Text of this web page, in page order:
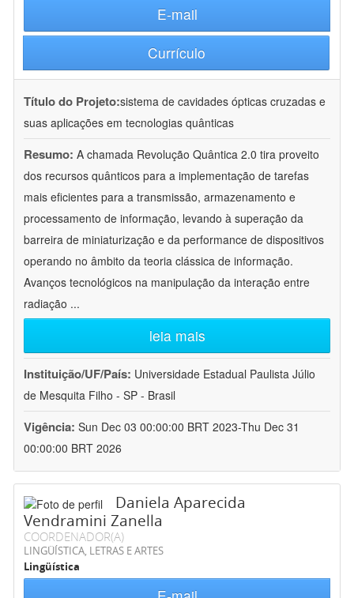
E-mail
Currículo
Título do Projeto:sistema de cavidades ópticas cruzadas e
suas aplicações em tecnologias quânticas
Resumo: A chamada Revolução Quântica 2.0 tira proveito
dos recursos quânticos para a implementação de tarefas
mais eficientes para a transmissão, armazenamento e
processamento de informação, levando à superação da
barreira de miniaturização e da performance de dispositivos
operando no âmbito da teoria clássica de informação.
Avanços tecnológicos na manipulação da interação entre
radiação ...
leia mais
Instituição/UF/País: Universidade Estadual Paulista Júlio
de Mesquita Filho - SP - Brasil
Vigência: Sun Dec 03 00:00:00 BRT 2023-Thu Dec 31
00:00:00 BRT 2026
Daniela Aparecida
Vendramini Zanella
COORDENADOR(A)
LINGÜÍSTICA, LETRAS E ARTES
Lingüística